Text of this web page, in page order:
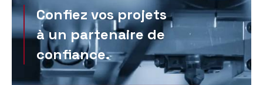
Confiez vos projets
à un partenaire de
confiance.